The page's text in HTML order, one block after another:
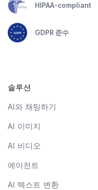
HIPAA-compliant
GDPR 준수
솔루션
AI와 채팅하기
AI 이미지
AI 비디오
에이전트
AI 텍스트 변환